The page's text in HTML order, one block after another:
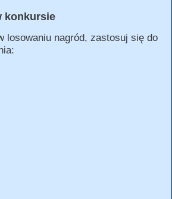
konkursie
losowaniu nagród, zastosuj się do